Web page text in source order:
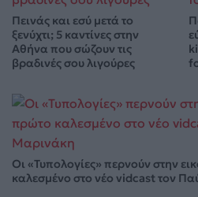
Πεινάς και εσύ μετά το
ξενύχτι; 5 καντίνες στην
Αθήνα που σώζουν τις
βραδινές σου λιγούρες
Οι «Τυπολογίες» περνούν στην
καλεσμένο στο νέο vidcast τον